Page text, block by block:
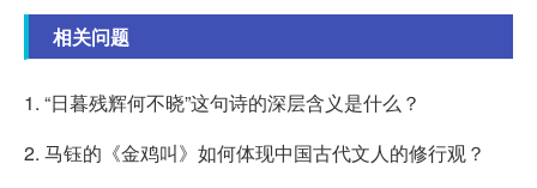
相关问题
1. “日暮残辉何不晓”这句诗的深层含义是什么？
2. 马钰的《金鸡叫》如何体现中国古代文人的修行观？